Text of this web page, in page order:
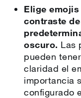
Elige
contraste
oscuro. Las
pueden
claridad el
importancia
configurado